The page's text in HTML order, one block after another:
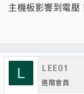
主機板影響到電壓
L LEE01
進階會員